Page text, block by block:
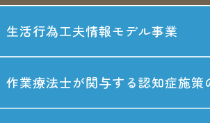
生活行為工夫情報モデル事業
作業療法士が関与する認知症施策